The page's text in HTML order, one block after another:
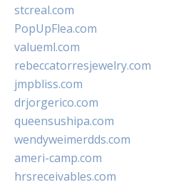
stcreal.com
PopUpFlea.com
valueml.com
rebeccatorresjewelry.com
jmpbliss.com
drjorgerico.com
queensushipa.com
wendyweimerdds.com
ameri-camp.com
hrsreceivables.com